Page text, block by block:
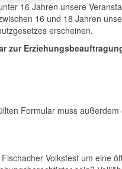
16 Jahren unsere
16 und 18 Jahren
erscheinen.
zur
Formular muss
Volksfest um eine